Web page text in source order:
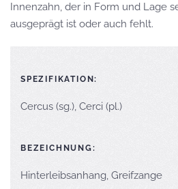
Innenzahn, der in Form und Lage
ausgeprägt ist oder auch fehlt.
SPEZIFIKATION:
Cercus (sg.), Cerci (pl.)
BEZEICHNUNG:
Hinterleibsanhang, Greifzange